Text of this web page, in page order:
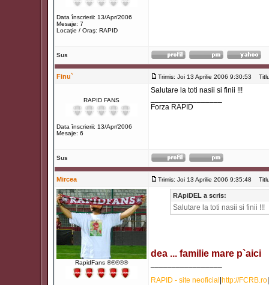
Data înscrierii: 13/Apr/2006
Mesaje: 7
Locaţie / Oraş: RAPID
Sus
Finu` Trimis: Joi 13 Aprilie 2006 9:30:53
RAPID FANS
Data înscrierii: 13/Apr/2006
Mesaje: 6
Salutare la toti nasii si finii !!!
Forza RAPID
Sus
Mircea Trimis: Joi 13 Aprilie 2006 9:35:48
RapidFans ®®®®®
RApiDEL a scris:
Salutare la toti nasii si finii !!!
dea ... familie mare p`aici
RAPID - site neoficial http://FCRB.ro